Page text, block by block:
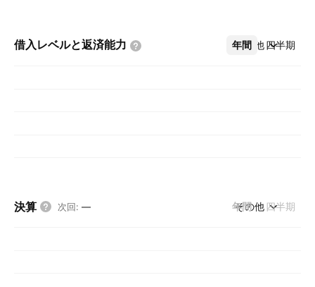
借入レベルと返済能力 年間 四半期
その他
決算 次回: — 年間 四半期
その他